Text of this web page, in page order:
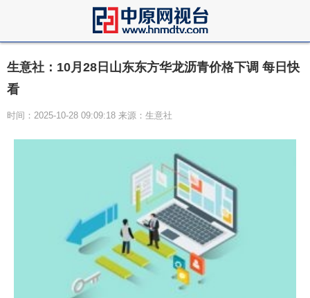
生意社：10月28日山东东方华龙沥青价格下调 每日快
看
时间：2025-10-28 09:09:18 来源：生意社